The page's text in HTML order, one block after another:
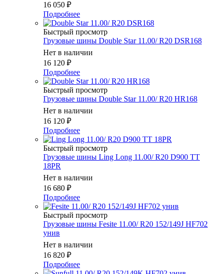
16 050 ₽
Подробнее
Быстрый просмотр
Грузовые шины Double Star 11.00/ R20 DSR168
Нет в наличии
16 120 ₽
Подробнее
Быстрый просмотр
Грузовые шины Double Star 11.00/ R20 HR168
Нет в наличии
16 120 ₽
Подробнее
Быстрый просмотр
Грузовые шины Ling Long 11.00/ R20 D900 TT
18PR
Нет в наличии
16 680 ₽
Подробнее
Быстрый просмотр
Грузовые шины Fesite 11.00/ R20 152/149J HF702
унив
Нет в наличии
16 820 ₽
Подробнее